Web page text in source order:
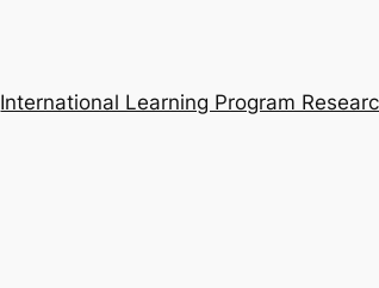
International Learning Program